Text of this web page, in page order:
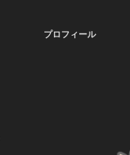
プロフィール